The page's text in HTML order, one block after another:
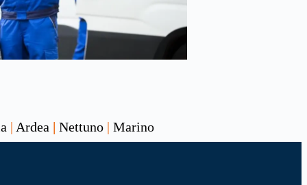
| Ardea | Nettuno | Marino